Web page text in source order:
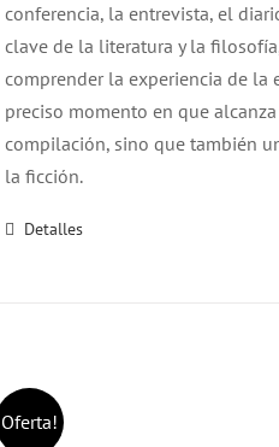
conferencia, la entrevista, el
clave de la literatura y la
comprender la experiencia de la
preciso momento en que
compilación, sino que también
la ficción.
Detalles
Oferta!